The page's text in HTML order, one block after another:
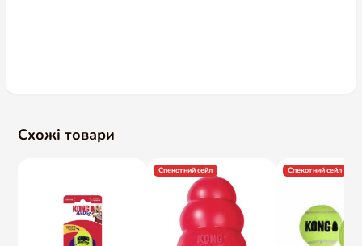
Схожі товари